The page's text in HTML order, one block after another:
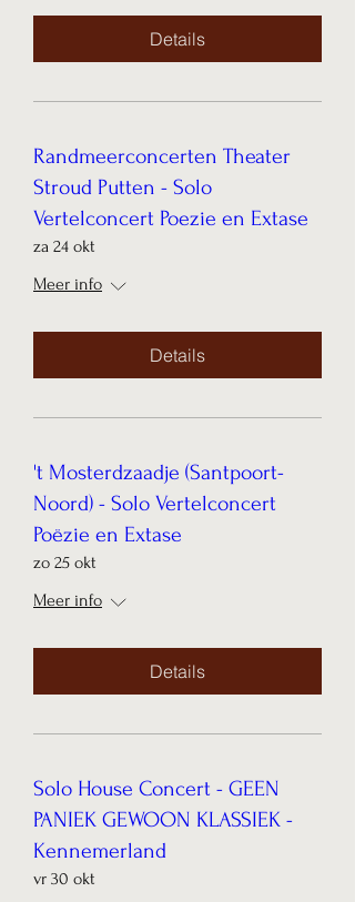
Details
Randmeerconcerten Theater
Stroud Putten - Solo
Vertelconcert Poezie en Extase
za 24 okt
Meer info
Details
't Mosterdzaadje (Santpoort-
Noord) - Solo Vertelconcert
Poëzie en Extase
zo 25 okt
Meer info
Details
Solo House Concert - GEEN
PANIEK GEWOON KLASSIEK -
Kennemerland
vr 30 okt